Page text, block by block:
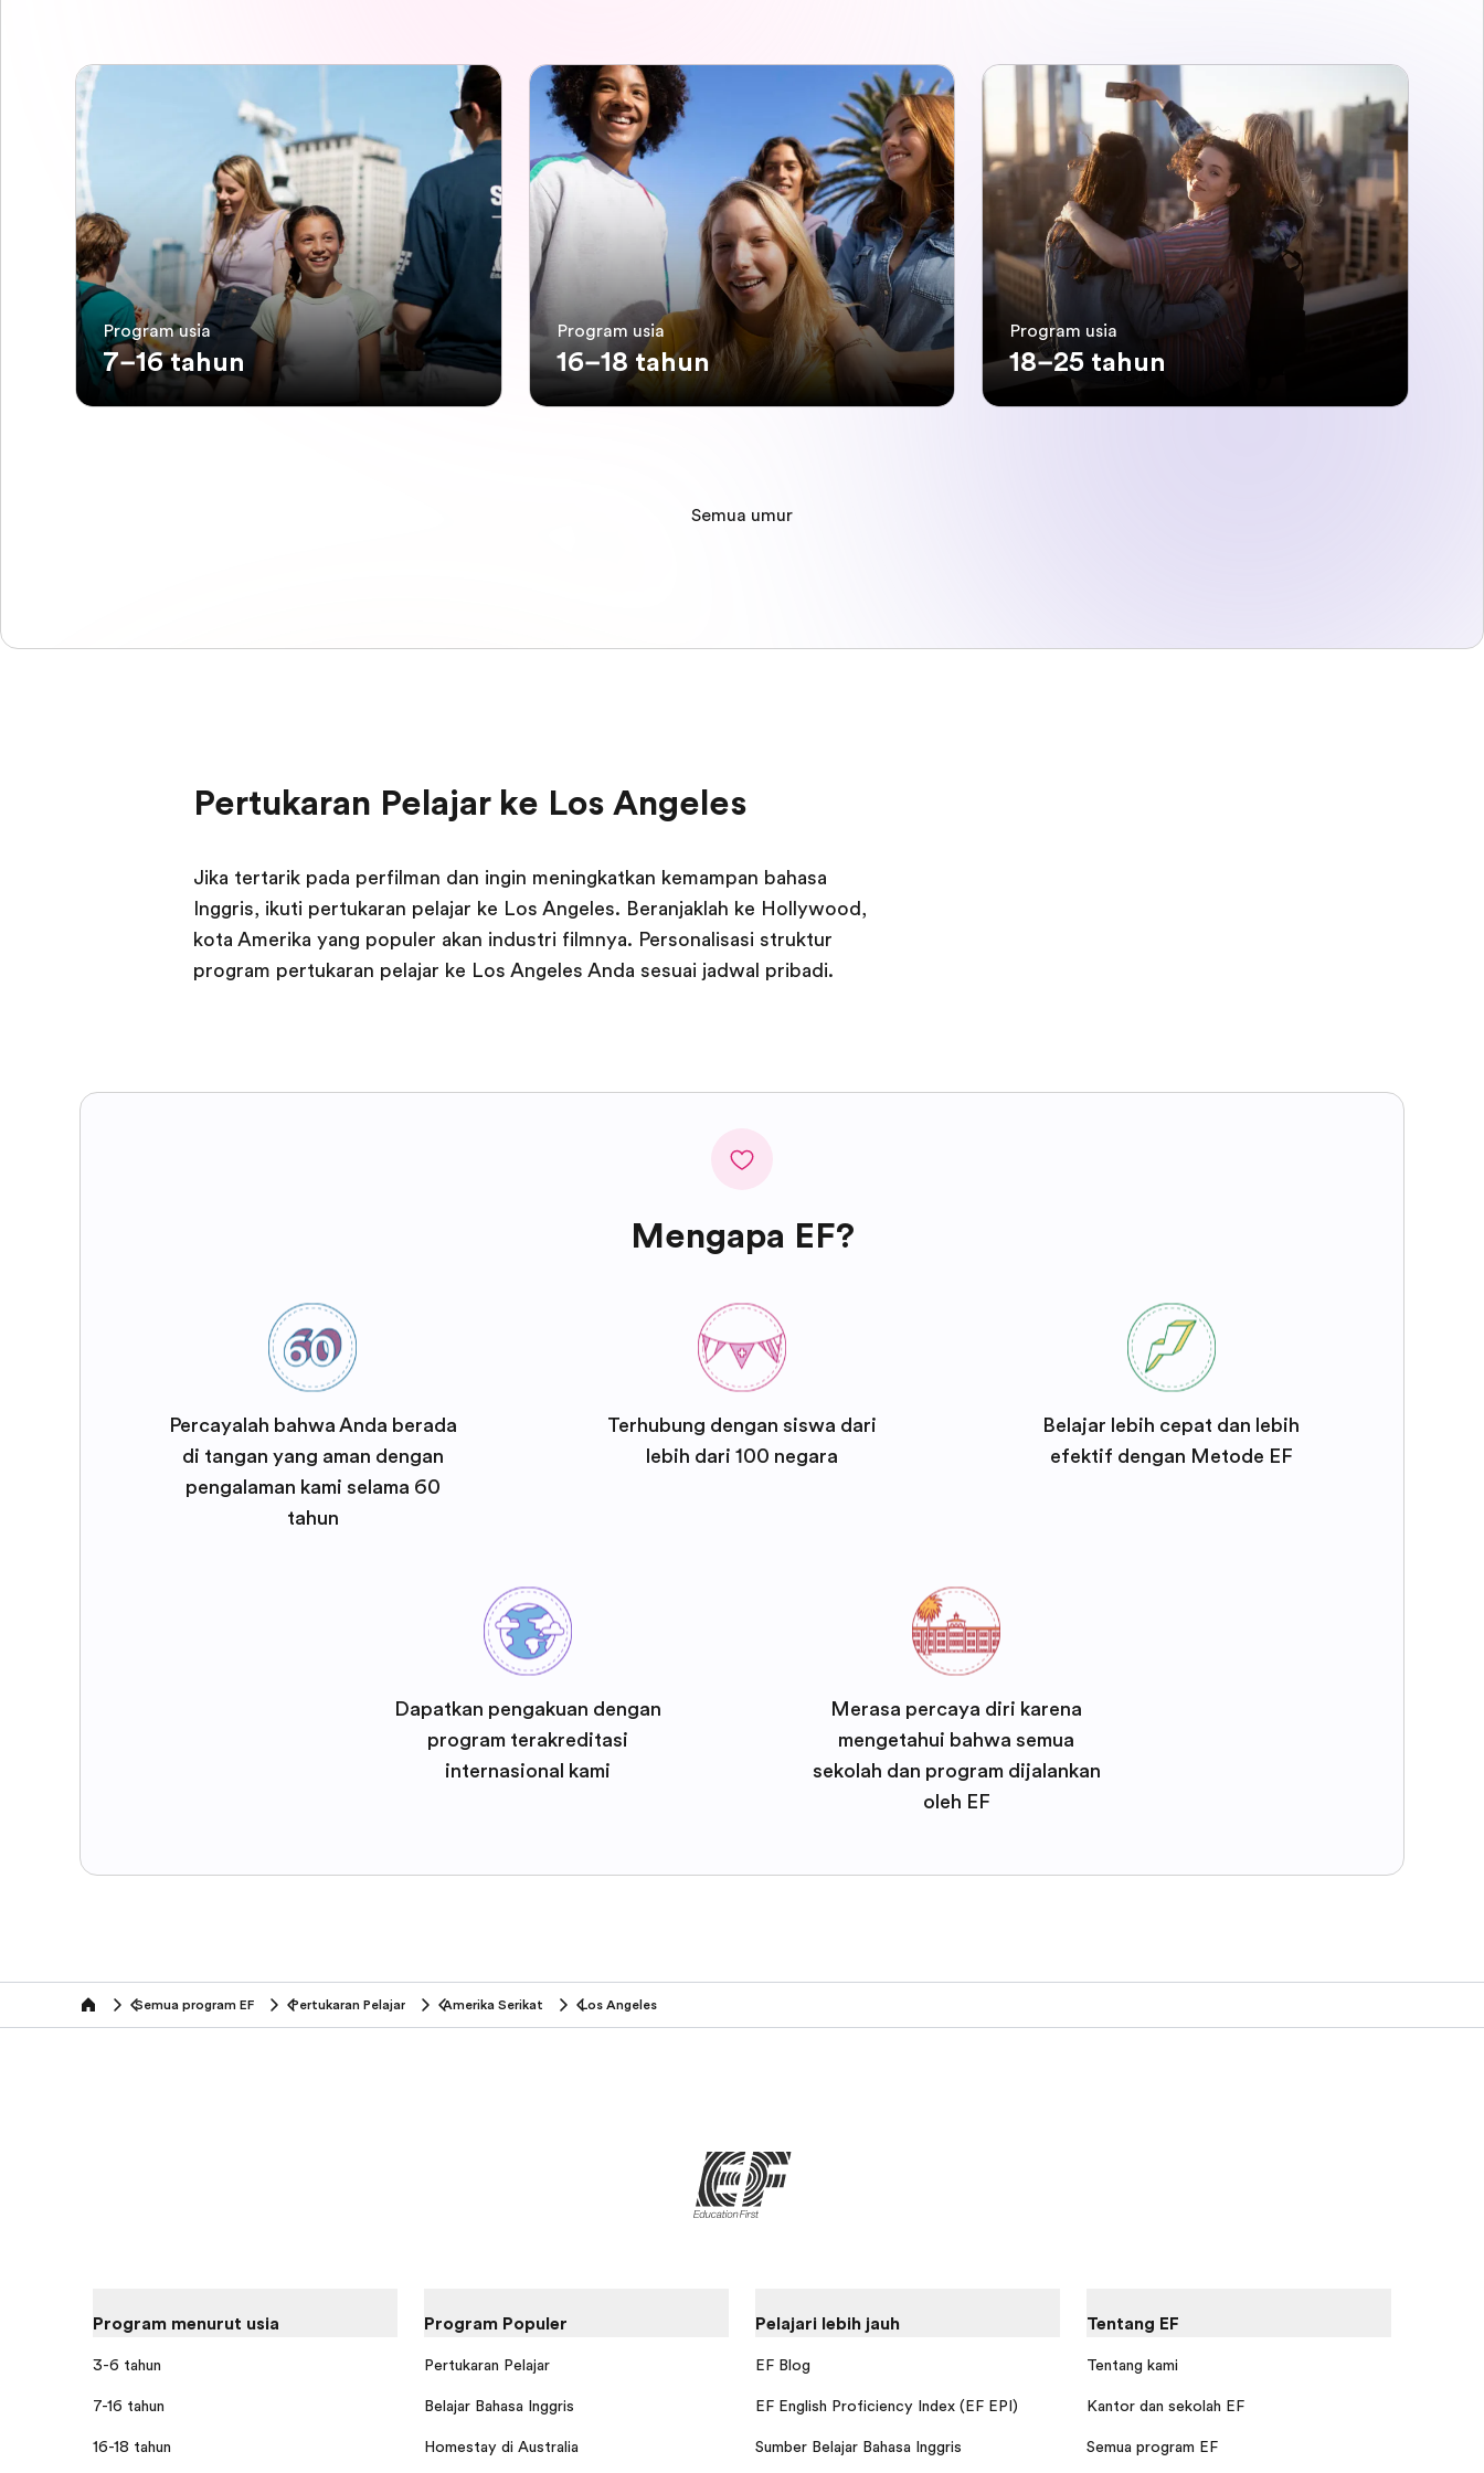
Program usia
7–16 tahun
Program usia
16–18 tahun
Program usia
18–25 tahun
Semua umur
Pertukaran Pelajar ke Los Angeles
Jika tertarik pada perfilman dan ingin meningkatkan kemampan bahasa
Inggris, ikuti pertukaran pelajar ke Los Angeles. Beranjaklah ke Hollywood,
kota Amerika yang populer akan industri filmnya. Personalisasi struktur
program pertukaran pelajar ke Los Angeles Anda sesuai jadwal pribadi.
Mengapa EF?
Percayalah bahwa Anda berada
di tangan yang aman dengan
pengalaman kami selama 60
tahun
Terhubung dengan siswa dari
lebih dari 100 negara
Belajar lebih cepat dan lebih
efektif dengan Metode EF
Dapatkan pengakuan dengan
program terakreditasi
internasional kami
Merasa percaya diri karena
mengetahui bahwa semua
sekolah dan program dijalankan
oleh EF
home Semua program EF Pertukaran Pelajar Amerika Serikat Los Angeles
Program menurut usia
3-6 tahun
7-16 tahun
16-18 tahun
Program Populer
Pertukaran Pelajar
Belajar Bahasa Inggris
Homestay di Australia
Pelajari lebih jauh
EF Blog
EF English Proficiency Index (EF EPI)
Sumber Belajar Bahasa Inggris
Tentang EF
Tentang kami
Kantor dan sekolah EF
Semua program EF